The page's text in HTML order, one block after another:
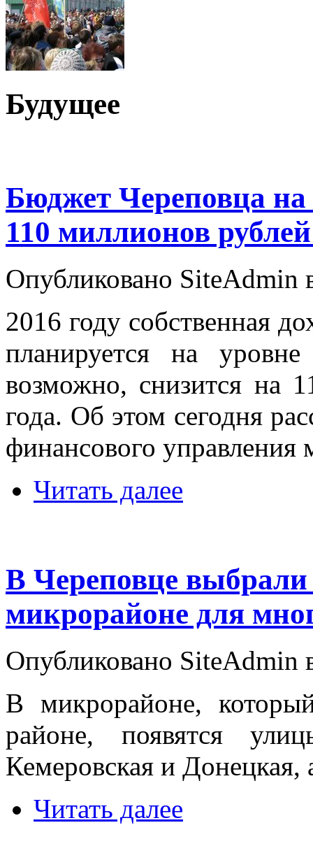
Будущее
Бюджет Череповца на
110 миллионов
Опубликовано SiteAdmin
2016 году собственная
планируется на
возможно, снизится на
года. Об этом сегодня
финансового
Читать далее
В Череповце
микрорайоне для
Опубликовано SiteAdmin
В микрорайоне,
районе, появятся
Кемеровская и Донецкая,
Читать далее